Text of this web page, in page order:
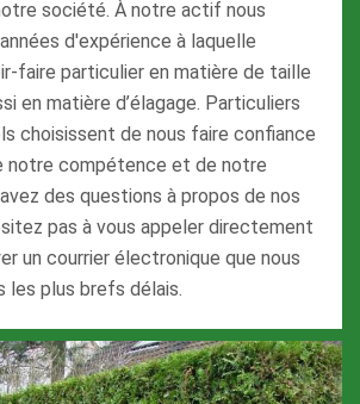
société. À notre actif nous
d'expérience à laquelle
faire particulier en matière de taille
en matière d’élagage. Particuliers
choisissent de nous faire confiance
notre compétence et de notre
des questions à propos de nos
pas à vous appeler directement
un courrier électronique que nous
les plus brefs délais.